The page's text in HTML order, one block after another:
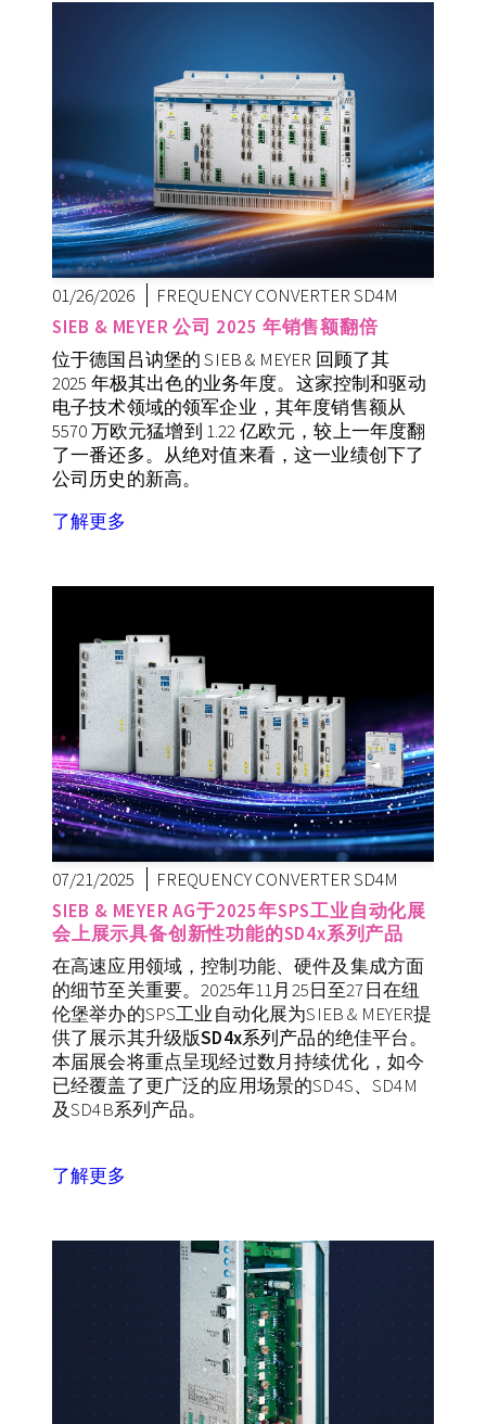
01/26/2026
FREQUENCY CONVERTER SD4M
SIEB & MEYER 公司 2025 年销售额翻倍
位于德国吕讷堡的 SIEB & MEYER 回顾了其
2025 年极其出色的业务年度。这家控制和驱动
电子技术领域的领军企业，其年度销售额从
5570 万欧元猛增到 1.22 亿欧元，较上一年度翻
了一番还多。从绝对值来看，这一业绩创下了
公司历史的新高。
了解更多
07/21/2025
FREQUENCY CONVERTER SD4M
SIEB & MEYER AG于2025年SPS工业自动化展
会上展示具备创新性功能的SD4x系列产品
在高速应用领域，控制功能、硬件及集成方面
的细节至关重要。2025年11月25日至27日在纽
伦堡举办的SPS工业自动化展为SIEB & MEYER提
供了展示其升级版SD4x系列产品的绝佳平台。
本届展会将重点呈现经过数月持续优化，如今
已经覆盖了更广泛的应用场景的SD4S、SD4M
及SD4B系列产品。
了解更多